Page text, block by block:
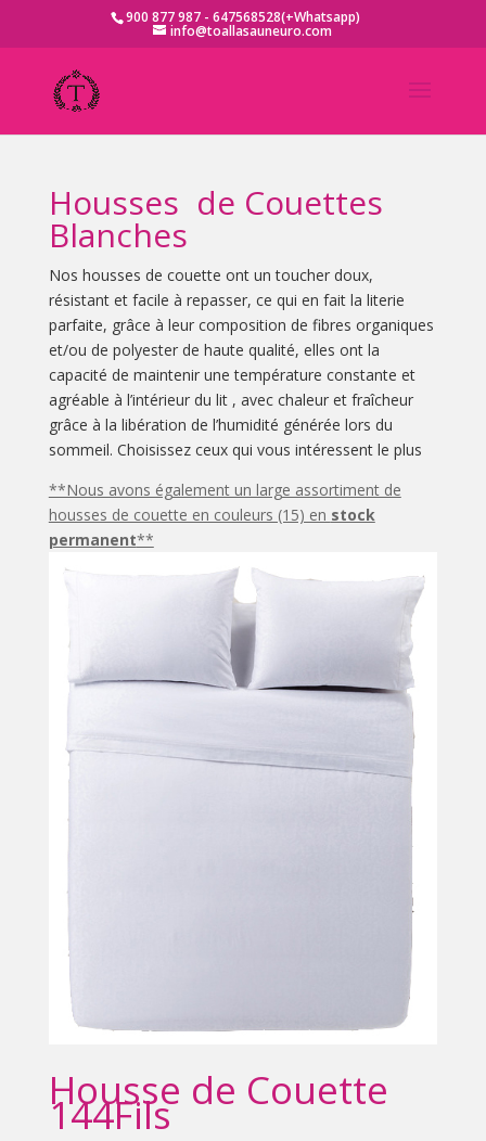
900 877 987 - 647568528(+Whatsapp)
info@toallasauneuro.com
Housses de Couettes
Blanches
Nos housses de couette ont un toucher doux,
résistant et facile à repasser, ce qui en fait la literie
parfaite, grâce à leur composition de fibres organiques
et/ou de polyester de haute qualité, elles ont la
capacité de maintenir une température constante et
agréable à l’intérieur du lit , avec chaleur et fraîcheur
grâce à la libération de l’humidité générée lors du
sommeil. Choisissez ceux qui vous intéressent le plus
**Nous avons également un large assortiment de
housses de couette en couleurs (15) en stock
permanent**
Housse de Couette
144Fils